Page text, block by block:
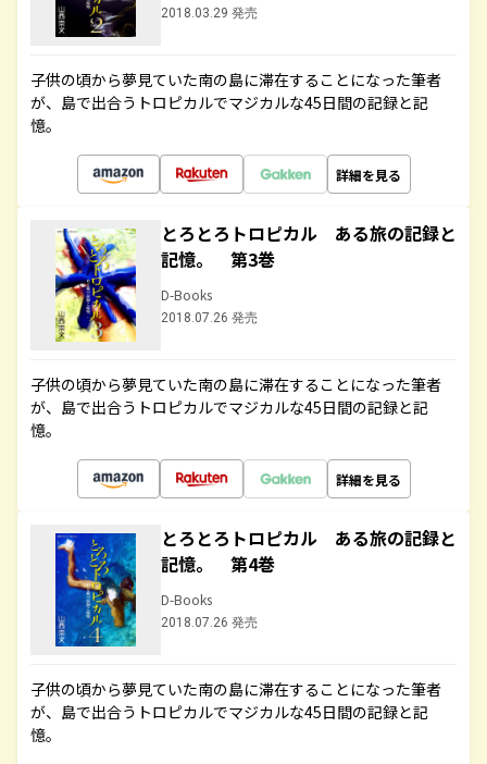
2018.03.29 発売
子供の頃から夢見ていた南の島に滞在することになった筆者
が、島で出合うトロピカルでマジカルな45日間の記録と記
憶。
詳細を見る
とろとろトロピカル ある旅の記録と
記憶。 第3巻
D-Books
2018.07.26 発売
子供の頃から夢見ていた南の島に滞在することになった筆者
が、島で出合うトロピカルでマジカルな45日間の記録と記
憶。
詳細を見る
とろとろトロピカル ある旅の記録と
記憶。 第4巻
D-Books
2018.07.26 発売
子供の頃から夢見ていた南の島に滞在することになった筆者
が、島で出合うトロピカルでマジカルな45日間の記録と記
憶。